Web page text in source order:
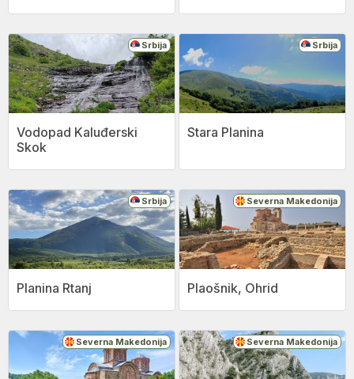
Srbija
Vodopad Kaluđerski
Skok
Srbija
Stara Planina
Srbija
Planina Rtanj
Severna Makedonija
Plaošnik, Ohrid
Severna Makedonija Severna Makedonija